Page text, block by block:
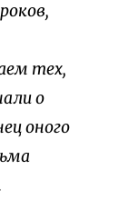
тех,
о
оного